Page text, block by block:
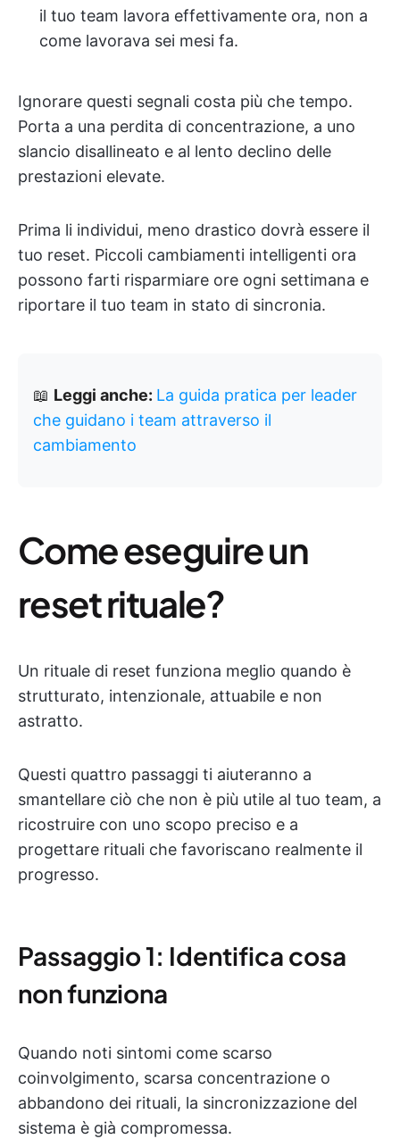
il tuo team lavora effettivamente ora, non a
come lavorava sei mesi fa.
Ignorare questi segnali costa più che tempo.
Porta a una perdita di concentrazione, a uno
slancio disallineato e al lento declino delle
prestazioni elevate.
Prima li individui, meno drastico dovrà essere il
tuo reset. Piccoli cambiamenti intelligenti ora
possono farti risparmiare ore ogni settimana e
riportare il tuo team in stato di sincronia.
📖 Leggi anche: La guida pratica per leader
che guidano i team attraverso il
cambiamento
Come eseguire un
reset rituale?
Un rituale di reset funziona meglio quando è
strutturato, intenzionale, attuabile e non
astratto.
Questi quattro passaggi ti aiuteranno a
smantellare ciò che non è più utile al tuo team, a
ricostruire con uno scopo preciso e a
progettare rituali che favoriscano realmente il
progresso.
Passaggio 1: Identifica cosa
non funziona
Quando noti sintomi come scarso
coinvolgimento, scarsa concentrazione o
abbandono dei rituali, la sincronizzazione del
sistema è già compromessa.